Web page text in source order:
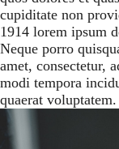
cupiditate non
1914 lorem ipsum
Neque porro
amet, consectetur,
modi tempora
quaerat voluptatem.